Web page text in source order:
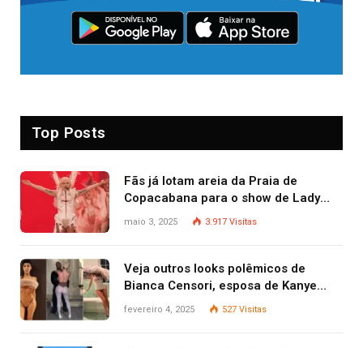
Top Posts
Fãs já lotam areia da Praia de
Copacabana para o show de Lady
Gaga
maio 3, 2025 3.917 Visitas
Veja outros looks polêmicos de
Bianca Censori, esposa de Kanye
West que apareceu nua no Grammy
fevereiro 4, 2025 527 Visitas